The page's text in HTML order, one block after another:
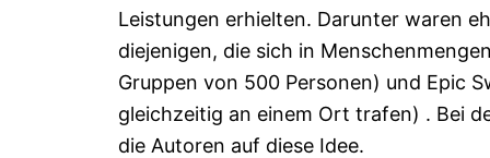
Leistungen erhielten. Darunter waren
diejenigen, die sich in
Gruppen von 500 Personen) und Epic
gleichzeitig an einem Ort trafen) . Bei
die Autoren auf diese Idee.